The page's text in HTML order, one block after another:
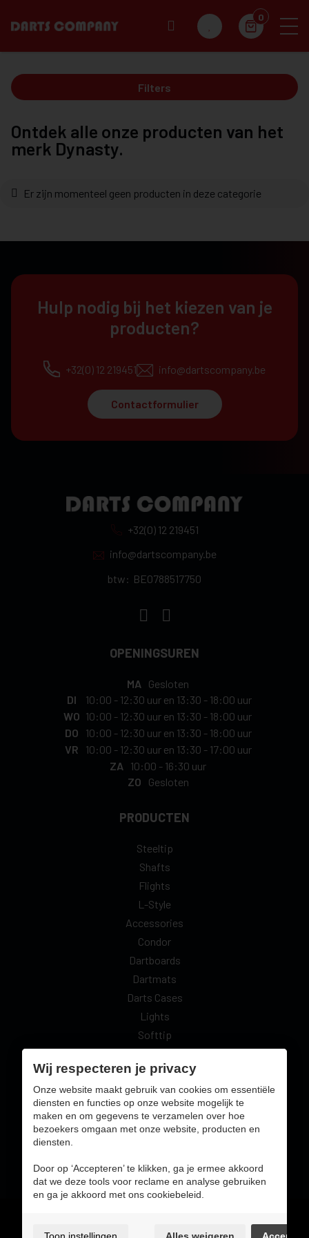
0
Filters
Ontdek alle onze producten van het
merk Dynasty.
Er zijn momenteel geen producten in deze categorie
Hulp nodig bij het kiezen van je
producten?
+32(0) 12 219451 info@dartscompany.be
Contactformulier
+32(0) 12 219451
info@dartscompany.be
btw: BE0788517750
OPENINGSUREN
MA
Gesloten
DI
10:00 - 12:30 uur en 13:30 - 18:00 uur
WO 10:00 - 12:30 uur en 13:30 - 18:00 uur
DO
10:00 - 12:30 uur en 13:30 - 18:00 uur
VR
10:00 - 12:30 uur en 13:30 - 17:00 uur
ZA
10:00 - 16:30 uur
ZO
Gesloten
PRODUCTEN
Steeltip
Shafts
Flights
L-Style
Accessories
Condor
Dartboards
Dartmats
Darts Cases
Lights
Softtip
Vrije Tijd
Veilig online betalen met:
Wij respecteren je privacy
Onze website maakt gebruik van cookies om essentiële
diensten en functies op onze website mogelijk te
maken en om gegevens te verzamelen over hoe
bezoekers omgaan met onze website, producten en
diensten.
Door op ‘Accepteren’ te klikken, ga je ermee akkoord
dat we deze tools voor reclame en analyse gebruiken
en ga je akkoord met ons cookiebeleid.